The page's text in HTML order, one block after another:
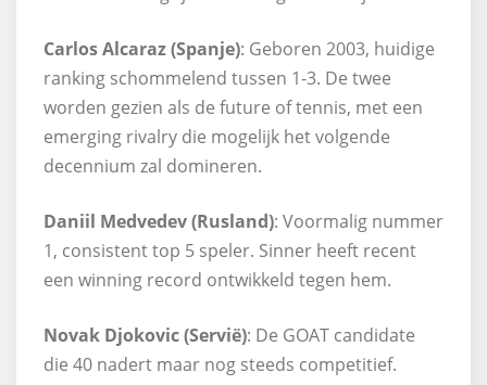
Carlos Alcaraz (Spanje): Geboren 2003, huidige
ranking schommelend tussen 1-3. De twee
worden gezien als de future of tennis, met een
emerging rivalry die mogelijk het volgende
decennium zal domineren.
Daniil Medvedev (Rusland): Voormalig nummer
1, consistent top 5 speler. Sinner heeft recent
een winning record ontwikkeld tegen hem.
Novak Djokovic (Servië): De GOAT candidate
die 40 nadert maar nog steeds competitief.